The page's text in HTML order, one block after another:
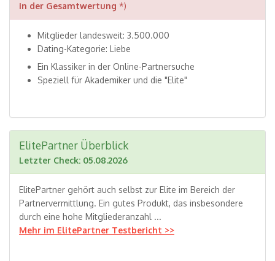
in der Gesamtwertung *)
Mitglieder landesweit: 3.500.000
Dating-Kategorie: Liebe
Ein Klassiker in der Online-Partnersuche
Speziell für Akademiker und die "Elite"
ElitePartner Überblick
Letzter Check: 05.08.2026
ElitePartner gehört auch selbst zur Elite im Bereich der
Partnervermittlung. Ein gutes Produkt, das insbesondere
durch eine hohe Mitgliederanzahl ...
Mehr im ElitePartner Testbericht >>